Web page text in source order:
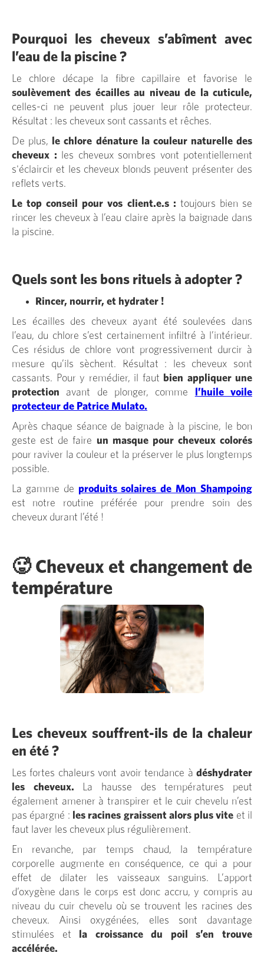
Pourquoi les cheveux s’abîment avec
l’eau de la piscine ?
Le chlore décape la fibre capillaire et favorise le
soulèvement des écailles au niveau de la cuticule,
celles-ci ne peuvent plus jouer leur rôle protecteur.
Résultat : les cheveux sont cassants et rêches.
De plus, le chlore dénature la couleur naturelle des
cheveux :
les cheveux sombres vont potentiellement
s'éclaircir et les cheveux blonds peuvent présenter des
reflets verts.
Le top conseil pour vos client.e.s : toujours bien se
rincer les cheveux à l’eau claire après la baignade dans
la piscine.
Quels sont les bons rituels à adopter ?
Rincer, nourrir, et hydrater !
Les écailles des cheveux ayant été soulevées dans
l’eau, du chlore s’est certainement infiltré à l’intérieur.
Ces résidus de chlore vont progressivement durcir à
mesure qu’ils sèchent. Résultat : les cheveux sont
cassants. Pour y remédier, il faut bien appliquer une
protection avant de plonger, comme
l’huile voile
protecteur de Patrice Mulato.
Après chaque séance de baignade à la piscine, le bon
geste est de faire un masque pour cheveux colorés
pour raviver la couleur et la préserver le plus longtemps
possible.
La gamme de produits solaires de Mon Shampoing
est notre routine préférée pour prendre soin des
cheveux durant l’été !
🥵 Cheveux et changement de
température
Les cheveux souffrent-ils de la chaleur
en été ?
Les fortes chaleurs vont avoir tendance à déshydrater
les cheveux. La hausse des températures peut
également amener à transpirer et le cuir chevelu n’est
pas épargné : les racines graissent alors plus vite et il
faut laver les cheveux plus régulièrement.
En revanche, par temps chaud, la température
corporelle augmente en conséquence, ce qui a pour
effet de dilater les vaisseaux sanguins. L’apport
d’oxygène dans le corps est donc accru, y compris au
niveau du cuir chevelu où se trouvent les racines des
cheveux. Ainsi oxygénées, elles sont davantage
stimulées et
la croissance du poil s’en trouve
accélérée.